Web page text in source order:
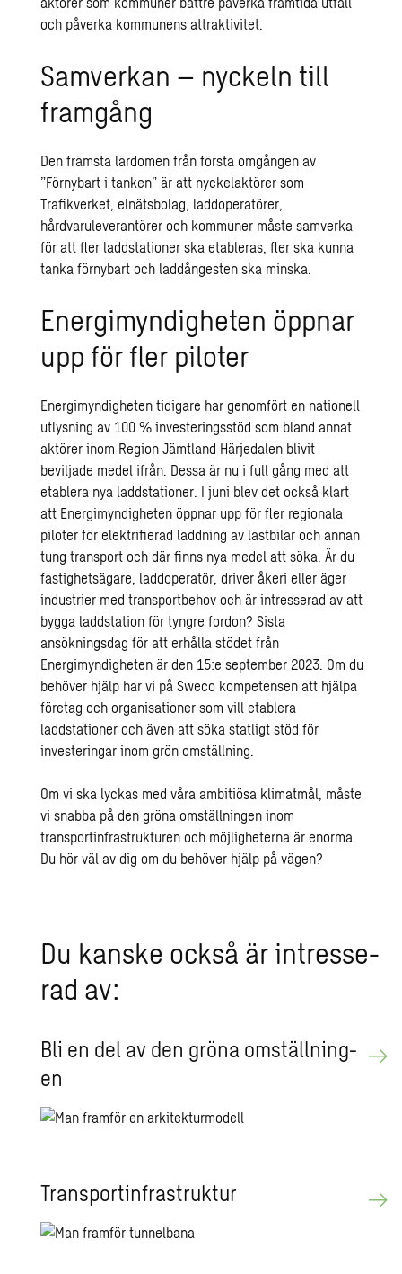
och påverka kommunens attraktivitet.
Samverkan – nyckeln till
framgång
Den främsta lärdomen från första omgången av
”Förnybart i tanken” är att nyckelaktörer som
Trafikverket, elnätsbolag, laddoperatörer,
hårdvaruleverantörer och kommuner måste samverka
för att fler laddstationer ska etableras, fler ska kunna
tanka förnybart och laddångesten ska minska.
Energimyndigheten öppnar
upp för fler piloter
Energimyndigheten tidigare har genomfört en nationell
utlysning av 100 % investeringsstöd som bland annat
aktörer inom Region Jämtland Härjedalen blivit
beviljade medel ifrån. Dessa är nu i full gång med att
etablera nya laddstationer. I juni blev det också klart
att Energimyndigheten öppnar upp för fler regionala
piloter för elektrifierad laddning av lastbilar och annan
tung transport och där finns nya medel att söka. Är du
fastighetsägare, laddoperatör, driver åkeri eller äger
industrier med transportbehov och är intresserad av att
bygga laddstation för tyngre fordon? Sista
ansökningsdag för att erhålla stödet från
Energimyndigheten är den 15:e september 2023. Om du
behöver hjälp har vi på Sweco kompetensen att hjälpa
företag och organisationer som vill etablera
laddstationer och även att söka statligt stöd för
investeringar inom grön omställning.
Om vi ska lyckas med våra ambitiösa klimatmål, måste
vi snabba på den gröna omställningen inom
transportinfrastrukturen och möjligheterna är enorma.
Du hör väl av dig om du behöver hjälp på vägen?
Du kanske också är in­tres­se­
rad av:
Bli en del av den gröna om­ställ­ning­
en
Trans­por­tin­fra­struk­tur